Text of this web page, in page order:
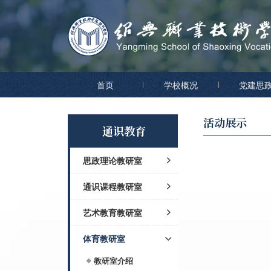
首页 学校概况 党建思
通识教育
思政理论教研室
教研室介绍
活动展示
通识课程教研室
教研室介绍
活动展示
艺术教育教研室
教研室介绍
活动展示
体育教研室
教研室介绍
活动展示